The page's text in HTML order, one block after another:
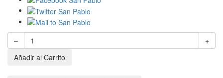
–
+
Añadir al Carrito